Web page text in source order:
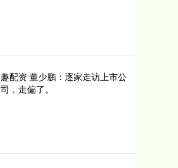
趣配资 董少鹏：逐家走访上市公
司，走偏了。